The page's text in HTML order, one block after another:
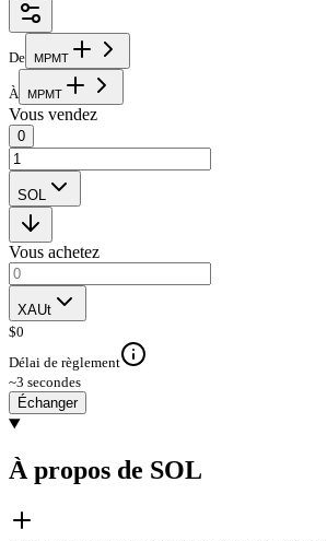
De MPMT
À MPMT
Vous vendez
0
SOL
Vous achetez
XAUt
$0
Délai de règlement
~3 secondes
Échanger
À propos de SOL